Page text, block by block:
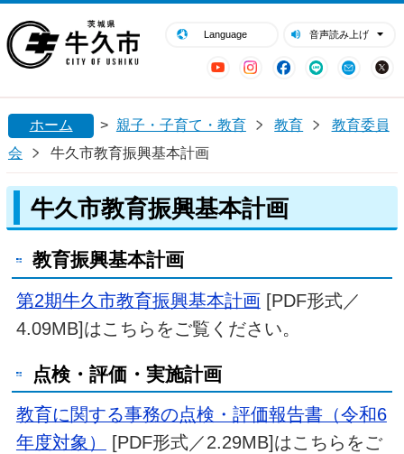
Language 音声読み上げ
YouTubeInstagram
Facebook
LINE Mail
閉じる
ホーム > 親子・子育て・教育 教育
教育委員
会
牛久市教育振興基本計画
牛久市教育振興基本計画
教育振興基本計画
第2期牛久市教育振興基本計画[PDF形式／
4.09MB]はこちらをご覧ください。
点検・評価・実施計画
教育に関する事務の点検・評価報告書（令和6
年度対象）
[PDF形式／2.29MB]はこちらをご